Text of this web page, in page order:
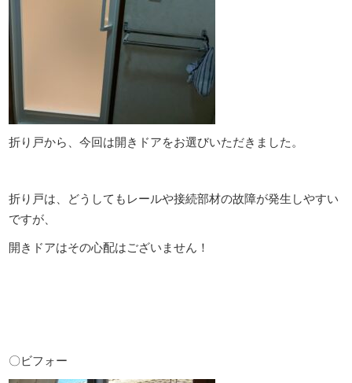
折り戸から、今回は開きドアをお選びいただきました。
折り戸は、どうしてもレールや接続部材の故障が発生しやすい
ですが、
開きドアはその心配はございません！
〇ビフォー